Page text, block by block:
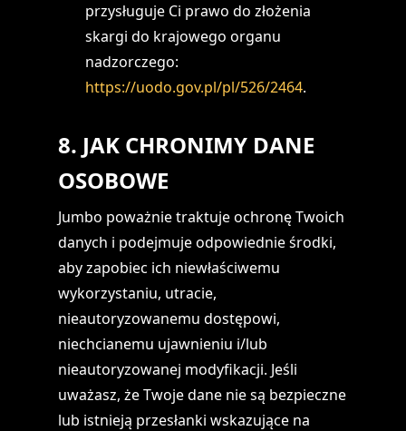
przysługuje Ci prawo do złożenia
skargi do krajowego organu
nadzorczego:
https://uodo.gov.pl/pl/526/2464.
8. JAK CHRONIMY DANE
OSOBOWE
Jumbo poważnie traktuje ochronę Twoich
danych i podejmuje odpowiednie środki,
aby zapobiec ich niewłaściwemu
wykorzystaniu, utracie,
nieautoryzowanemu dostępowi,
niechcianemu ujawnieniu i/lub
nieautoryzowanej modyfikacji. Jeśli
uważasz, że Twoje dane nie są bezpieczne
lub istnieją przesłanki wskazujące na